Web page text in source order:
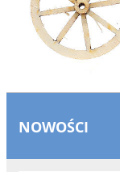
NOWOŚCI